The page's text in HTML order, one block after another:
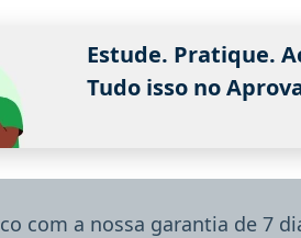
Estude. Pratique.
Tudo isso no
com a nossa garantia de 7